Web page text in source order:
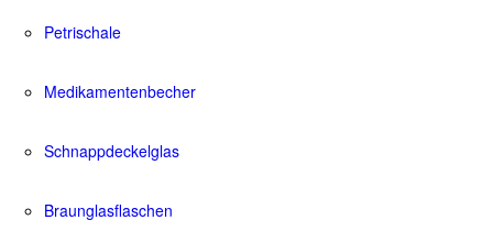
Petrischale
Medikamentenbecher
Schnappdeckelglas
Braunglasflaschen